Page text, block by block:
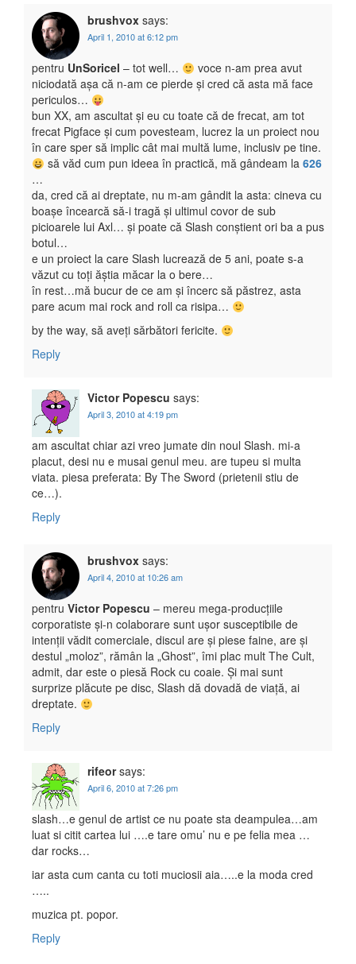
brushvox says:
April 1, 2010 at 6:12 pm
pentru UnSoricel – tot well…
voce n-am prea avut
niciodată așa că n-am ce pierde și cred că asta mă face
periculos…
bun XX, am ascultat și eu cu toate că de frecat, am tot
frecat Pigface și cum povesteam, lucrez la un proiect nou
în care sper să implic cât mai multă lume, inclusiv pe tine.
să văd cum pun ideea în practică, mă gândeam la 626
…
da, cred că ai dreptate, nu m-am gândit la asta: cineva cu
boașe încearcă să-i tragă și ultimul covor de sub
picioarele lui Axl… și poate că Slash conștient ori ba a pus
botul…
e un proiect la care Slash lucrează de 5 ani, poate s-a
văzut cu toți ăștia măcar la o bere…
în rest…mă bucur de ce am și încerc să păstrez, asta
pare acum mai rock and roll ca risipa…
by the way, să aveți sărbători fericite.
Reply
Victor Popescu says:
April 3, 2010 at 4:19 pm
am ascultat chiar azi vreo jumate din noul Slash. mi-a
placut, desi nu e musai genul meu. are tupeu si multa
viata. piesa preferata: By The Sword (prietenii stiu de
ce…).
Reply
brushvox says:
April 4, 2010 at 10:26 am
pentru Victor Popescu – mereu mega-producțiile
corporatiste și-n colaborare sunt ușor susceptibile de
intenții vădit comerciale, discul are și piese faine, are și
destul „moloz”, rămân la „Ghost”, îmi plac mult The Cult,
admit, dar este o piesă Rock cu coaie. Și mai sunt
surprize plăcute pe disc, Slash dă dovadă de viață, ai
dreptate.
Reply
rifeor says:
April 6, 2010 at 7:26 pm
slash…e genul de artist ce nu poate sta deampulea…am
luat si citit cartea lui ….e tare omu’ nu e pe felia mea …
dar rocks…
iar asta cum canta cu toti muciosii aia…..e la moda cred
…..
muzica pt. popor.
Reply